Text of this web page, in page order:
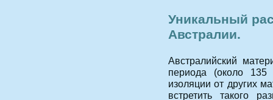
Уникальный
Австралии.
Австралийский
периода (около
изоляции от других
встретить такого